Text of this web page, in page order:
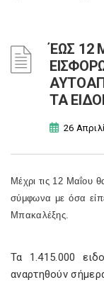
ΈΩΣ 12
ΤΑ
26
Μέχρι τις 12 Μαΐου
σύμφωνα με όσα
Μπακαλέξης.
Τα 1.415.000
αναρτηθούν